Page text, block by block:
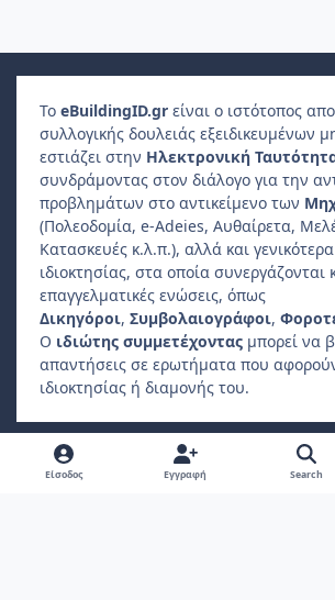
Το eBuildingID.gr είναι ο ιστότοπος
συλλογικής δουλειάς εξειδικευμένων
εστιάζει στην Ηλεκτρονική
συνδράμοντας στον διάλογο για την
προβλημάτων στο αντικείμενο των
(Πολεοδομία, e-Adeies, Αυθαίρετα,
Κατασκευές κ.λ.π.), αλλά και
ιδιοκτησίας, στα οποία συνεργάζονται
επαγγελματικές ενώσεις, όπως
Δικηγόροι, Συμβολαιογράφοι,
Ο ιδιώτης συμμετέχοντας μπορεί να
απαντήσεις σε ερωτήματα που
ιδιοκτησίας ή διαμονής του.
Light ModeDark ModeSystem Preference
Είσοδος Εγγραφή Search